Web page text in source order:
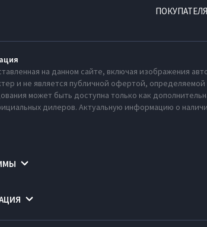
на данном сайте, включая изображения
и не является публичной офертой,
может быть доступна только как
дилеров. Актуальную информацию о